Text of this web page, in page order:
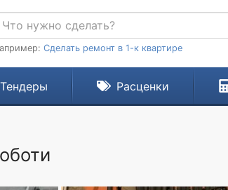
Сделать ремонт в 1-к квартире
Тендеры Расценки